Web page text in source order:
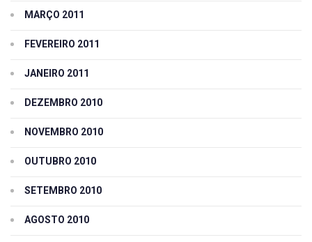
MARÇO 2011
FEVEREIRO 2011
JANEIRO 2011
DEZEMBRO 2010
NOVEMBRO 2010
OUTUBRO 2010
SETEMBRO 2010
AGOSTO 2010